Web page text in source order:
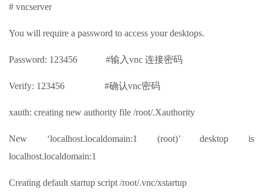
# vncserver
You will require a password to access your desktops.
Password: 123456 #输入vnc 连接密码
Verify: 123456 #确认vnc密码
xauth: creating new authority file /root/.Xauthority
New ‘localhost.localdomain:1 (root)’ desktop is
localhost.localdomain:1
Creating default startup script /root/.vnc/xstartup